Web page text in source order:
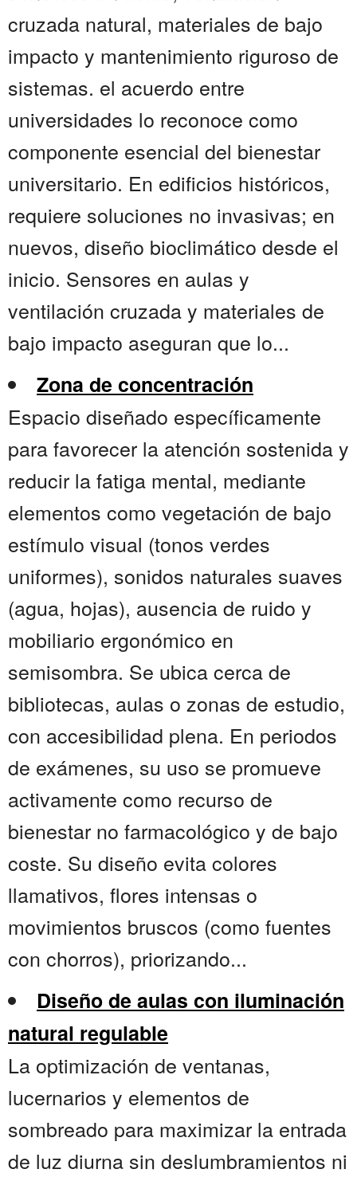
cruzada natural, materiales de bajo
impacto y mantenimiento riguroso de
sistemas. el acuerdo entre
universidades lo reconoce como
componente esencial del bienestar
universitario. En edificios históricos,
requiere soluciones no invasivas; en
nuevos, diseño bioclimático desde el
inicio. Sensores en aulas y
ventilación cruzada y materiales de
bajo impacto aseguran que lo...
Zona de concentración
Espacio diseñado específicamente
para favorecer la atención sostenida y
reducir la fatiga mental, mediante
elementos como vegetación de bajo
estímulo visual (tonos verdes
uniformes), sonidos naturales suaves
(agua, hojas), ausencia de ruido y
mobiliario ergonómico en
semisombra. Se ubica cerca de
bibliotecas, aulas o zonas de estudio,
con accesibilidad plena. En periodos
de exámenes, su uso se promueve
activamente como recurso de
bienestar no farmacológico y de bajo
coste. Su diseño evita colores
llamativos, flores intensas o
movimientos bruscos (como fuentes
con chorros), priorizando...
Diseño de aulas con iluminación
natural regulable
La optimización de ventanas,
lucernarios y elementos de
sombreado para maximizar la entrada
de luz diurna sin deslumbramientos ni